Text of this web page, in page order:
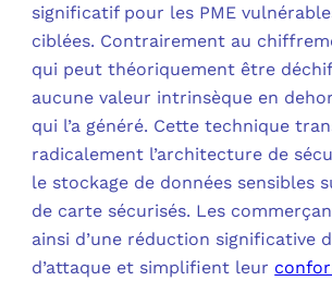
significatif pour les PME
ciblées. Contrairement au
qui peut théoriquement être
aucune valeur intrinsèque en
qui l’a généré. Cette technique
radicalement l’architecture de
le stockage de données sensibles
de carte sécurisés. Les
ainsi d’une réduction significative
d’attaque et simplifient leur